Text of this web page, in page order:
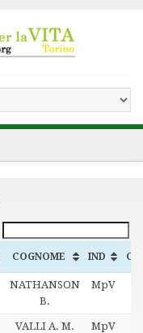
COGNOME IND
NATHANSON
B.
MpV
VALLI A. M. MpV